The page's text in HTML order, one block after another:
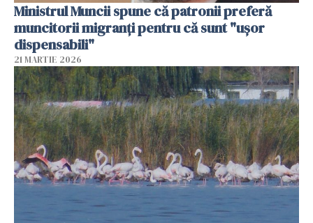
Ministrul Muncii spune că patronii preferă
muncitorii migranți pentru că sunt "uşor
dispensabili"
21 MARTIE 2026